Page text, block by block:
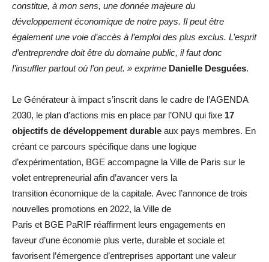
constitue, à mon sens, une donnée majeure du
développement économique de notre pays. Il peut être
également une voie d’accès à l’emploi des plus exclus. L’esprit
d’entreprendre doit être du domaine public, il faut donc
l’insuffler partout où l’on peut. » exprime Danielle Desguées.
Le Générateur à impact s’inscrit dans le cadre de l’AGENDA
2030, le plan d’actions mis en place par l’ONU qui fixe 17
objectifs de développement durable aux pays membres. En
créant ce parcours spécifique dans une logique
d’expérimentation, BGE accompagne la Ville de Paris sur le
volet entrepreneurial afin d’avancer vers la
transition économique de la capitale. Avec l’annonce de trois
nouvelles promotions en 2022, la Ville de
Paris et BGE PaRIF réaffirment leurs engagements en
faveur d’une économie plus verte, durable et sociale et
favorisent l’émergence d’entreprises apportant une valeur